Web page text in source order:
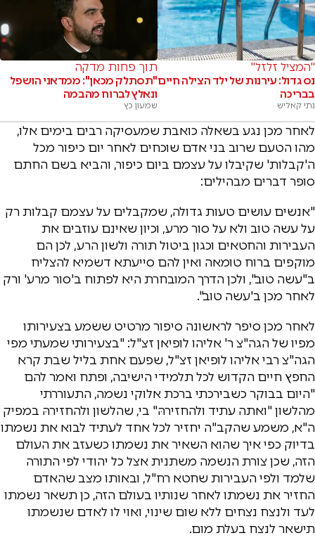
"המציל זלזל"
נס גדול: עירנות של ילד הצילה חיים
בבריכה
נתי קאליש
תוך פחות מדקה
"תסתלק מכאן": ממדאני הושפל
ונאלץ לברוח מהבמה
שמעון כץ
לאחר מכן נגע בשאלה כואבת שמעסיקה רבים בימים אלו,
מהו הטעם שרוב בני אדם שוכחים לאחר יום כיפור מכל
ה'קבלות' שקיבלו על עצמם ביום כיפור, והביא בשם החתם
סופר דברים מבהילים:
"אנשים עושים טעות גדולה, שמקבלים על עצמם קבלות רק
על עשה טוב ולא על סור מרע, וכיון שאינם עוזבים את
העבירות והחטאים וכגון ביטול תורה ולשון הרע, לכן הם
מוקפים ברוח טומאה ואין להם סייעתא דשמיא להצליח
ב"עשה טוב", ולכן הדרך המובחרת היא לפתוח ב'סור מרע' ורק
לאחר מכן ב'עשה טוב".
לאחר מכן סיפר לראשונה סיפור מרטיט ששמע בצעירותו
מפיו של הגה"צ ר' אליהו לופיאן זצ"ל: "בצעירותי שמעתי מפי
הגה"צ רבי אליהו לופיאן זצ"ל, שפעם אחת בליל שבת קרא
החפץ חיים הקדוש לכל תלמידי הישיבה, ופתח ואמר להם
"היום בבוקר כשבירכתי ברכת אלוקי נשמה, התעוררתי
מהלשון "ואתה עתיד ולהחזירהּ" בי, שהלשון ולהחזירהּ במפיק
ה"א, משמע שהקב"ה יחזיר לכל אחד לעתיד לבוא את נשמתו
בדיוק כפי איך שהוא השאיר את נשמתו כשעזב את העולם
הזה, שכן צורת הנשמה משתנית אצל כל יהודי לפי התורה
שלמד ולפי העבירות שחטא רח"ל, ובאותו מצב שהאדם
החזיר את נשמתו לאחר שנותיו בעולם הזה, כן תשאר נשמתו
לעד ולנצח נצחים ללא שום שינוי, ואוי לו לאדם שנשמתו
תישאר לנצח בעלת מום.